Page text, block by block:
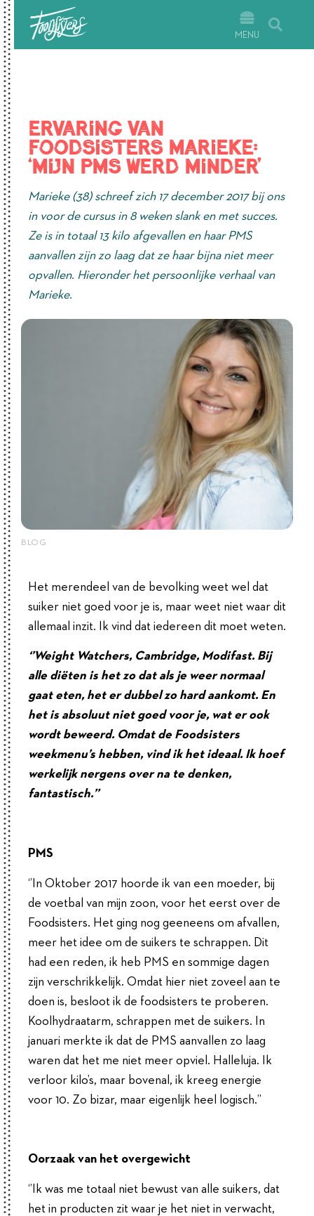
MENU
Ervaring van
Foodsisters Marieke:
‘mijn PMS werd minder’
Marieke (38) schreef zich 17 december 2017 bij ons
in voor de cursus in 8 weken slank en met succes.
Ze is in totaal 13 kilo afgevallen en haar PMS
aanvallen zijn zo laag dat ze haar bijna niet meer
opvallen. Hieronder het persoonlijke verhaal van
Marieke.
BLOG
Het merendeel van de bevolking weet wel dat
suiker niet goed voor je is, maar weet niet waar dit
allemaal inzit. Ik vind dat iedereen dit moet weten.
‘’Weight Watchers, Cambridge, Modifast. Bij
alle diëten is het zo dat als je weer normaal
gaat eten, het er dubbel zo hard aankomt. En
het is absoluut niet goed voor je, wat er ook
wordt beweerd. Omdat de Foodsisters
weekmenu’s hebben, vind ik het ideaal. Ik hoef
werkelijk nergens over na te denken,
fantastisch.’’
PMS
‘’In Oktober 2017 hoorde ik van een moeder, bij
de voetbal van mijn zoon, voor het eerst over de
Foodsisters. Het ging nog geeneens om afvallen,
meer het idee om de suikers te schrappen. Dit
had een reden, ik heb PMS en sommige dagen
zijn verschrikkelijk. Omdat hier niet zoveel aan te
doen is, besloot ik de foodsisters te proberen.
Koolhydraatarm, schrappen met de suikers. In
januari merkte ik dat de PMS aanvallen zo laag
waren dat het me niet meer opviel. Halleluja. Ik
verloor kilo’s, maar bovenal, ik kreeg energie
voor 10. Zo bizar, maar eigenlijk heel logisch.’’
Oorzaak van het overgewicht
‘’Ik was me totaal niet bewust van alle suikers, dat
het in producten zit waar je het niet in verwacht,